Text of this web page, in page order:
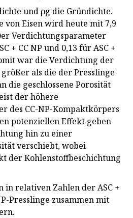
und ρg die Gründichte.
von Eisen wird heute mit 7,9
Verdichtungsparameter
+ CC NP und 0,13 für ASC +
war die Verdichtung der
größer als die der Presslinge
die geschlossene Porosität
der höhere
des CC-NP-Kompaktkörpers
potenziellen Effekt geben
hin zu einer
verschiebt, wobei
der Kohlenstoffbeschichtung
in relativen Zahlen der ASC +
Presslinge zusammen mit